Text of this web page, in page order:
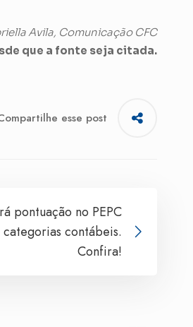
Avila, Comunicação CFC
que a fonte seja citada.
esse post
pontuação no PEPC
contábeis.
Confira!